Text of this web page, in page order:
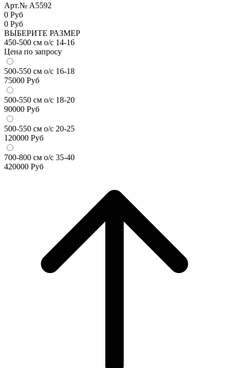
Арт.№ A5592
0 Руб
0 Руб
ВЫБЕРИТЕ РАЗМЕР
450-500 см о/с 14-16
Цена по запросу
500-550 см о/с 16-18
75000 Руб
500-550 см о/с 18-20
90000 Руб
500-550 см о/с 20-25
120000 Руб
700-800 см о/с 35-40
420000 Руб